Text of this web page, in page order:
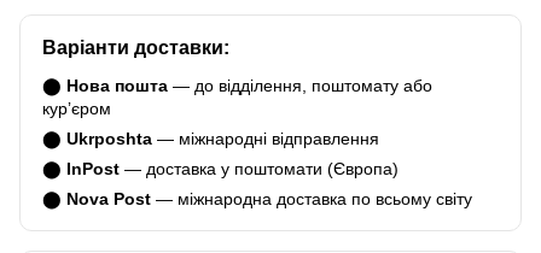
Варіанти доставки:
⬤ Нова пошта — до відділення, поштомату або
курʼєром
⬤ Ukrposhta — міжнародні відправлення
⬤ InPost — доставка у поштомати (Європа)
⬤ Nova Post — міжнародна доставка по всьому світу